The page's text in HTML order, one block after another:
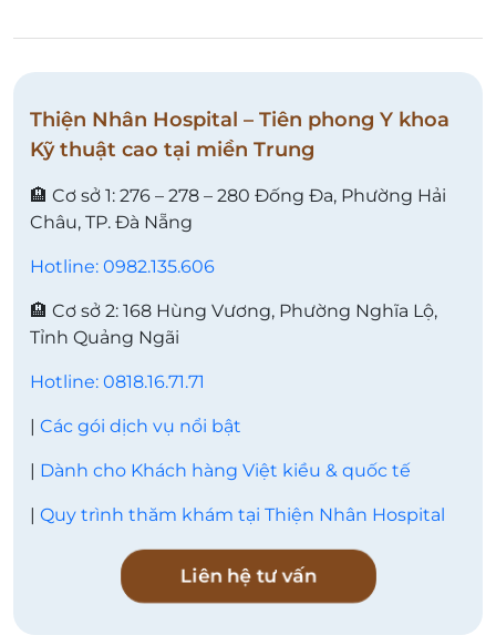
Thiện Nhân Hospital – Tiên phong Y khoa
Kỹ thuật cao tại miền Trung
🏨 Cơ sở 1: 276 – 278 – 280 Đống Đa, Phường Hải
Châu, TP. Đà Nẵng
Hotline: 0982.135.606
🏨 Cơ sở 2: 168 Hùng Vương, Phường Nghĩa Lộ,
Tỉnh Quảng Ngãi
Hotline: 0818.16.71.71
| Các gói dịch vụ nổi bật
| Dành cho Khách hàng Việt kiều & quốc tế
| Quy trình thăm khám tại Thiện Nhân Hospital
Liên hệ tư vấn